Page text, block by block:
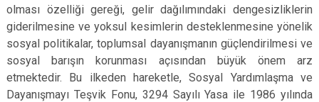
Buca
Çeşme
Çiğli
Dikili
Kınık
Kiraz
Konak
Menderes
Torbalı
Urla
Bayraklı
Karabağlar
olması özelliği gereği, gelir dağılımındaki dengesizliklerin
giderilmesine ve yoksul kesimlerin desteklenmesine yönelik
sosyal politikalar, toplumsal dayanışmanın güçlendirilmesi ve
sosyal barışın korunması açısından büyük önem arz
etmektedir. Bu ilkeden hareketle, Sosyal Yardımlaşma ve
Dayanışmayı Teşvik Fonu, 3294 Sayılı Yasa ile 1986 yılında